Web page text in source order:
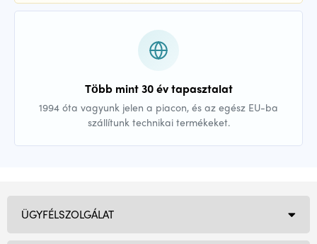
Több mint 30 év tapasztalat
1994 óta vagyunk jelen a piacon, és az egész EU-ba
szállítunk technikai termékeket.
ÜGYFÉLSZOLGÁLAT